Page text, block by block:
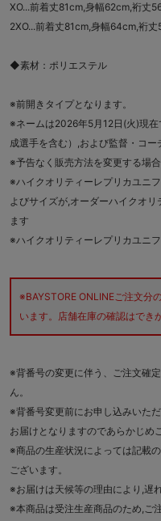
XO...前着丈81cm,身幅62cm,裄丈
2XO...前着丈81cm,身幅64cm,裄
◆素材：ポリエステル
※前開きタイプとなります。
※ネームは2026年5月12日(火)現
成選手を含む）,および監督・コ
※予告なく販売方法を変更する場
※ハイクオリティーレプリカユニ
よびサイズが,オーダーハイクオ
ます
※ハイクオリティーレプリカユニ
※BAYSTORE ONLINEご注文分
います。店舗在庫の確認はでき
※背番号の変更に伴う、ご注文確
ん。
※背番号変更前にお申し込みいた
お届けとなりますのであらかじめ
※商品の生産状況によっては記載
ございます。
※お届けは天候等の理由により,遅
※本商品は受注生産商品のため,ご